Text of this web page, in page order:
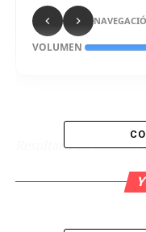
VOLUMEN
Resultado de control
Cálculo erróneo de